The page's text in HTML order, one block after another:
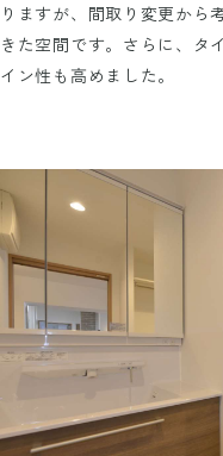
りますが、間取り変更から
きた空間です。さらに、タ
イン性も高めました。